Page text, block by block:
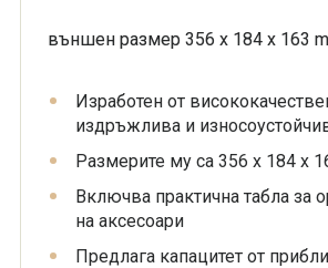
външен размер 356 x 184 x 163
Изработен от
издръжлива и
Размерите му са 356 x 184 x
Включва практична табла за
на аксесоари
Предлага капацитет от